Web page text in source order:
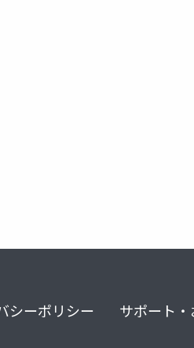
シーポリシー サポート